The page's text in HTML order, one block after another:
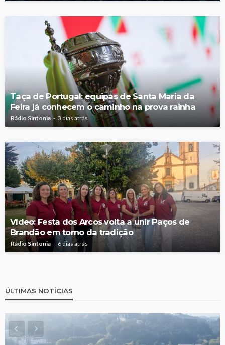
Taça de Portugal: equipas de Santa Maria da
Feira já conhecem o caminho na prova rainha
Rádio Sintonia 3 dias atrás
Vídeo: Festa dos Arcos volta a unir Paços de
Brandão em torno da tradição
Rádio Sintonia 6 dias atrás
ÚLTIMAS NOTÍCIAS